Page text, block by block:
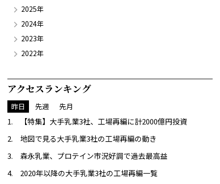
2025年
2024年
2023年
2022年
アクセスランキング
昨日 先週 先月
【特集】大手乳業3社、工場再編に計2000億円投資
地図で見る大手乳業3社の工場再編の動き
森永乳業、プロテイン市況好調で過去最高益
2020年以降の大手乳業3社の工場再編一覧